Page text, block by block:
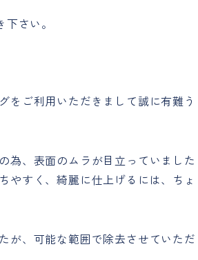
さい。
をご利用いただきまして誠に有難う
為、表面のムラが目立っていました
やすく、綺麗に仕上げるには、ちょ
が、可能な範囲で除去させていただ